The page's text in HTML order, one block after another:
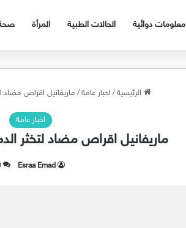
معلومات دوائية الحالات الطبية المرأة
الرئيسية/ اخبار عامة/ ماريفانيل اقراص مضاد
اخبار عامة
ماريفانيل اقراص مضاد لتخثر
Esraa Emad